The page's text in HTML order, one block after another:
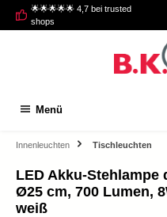
springen
🌟🌟🌟🌟🌟 4,7 bei trusted
shops
Menü
Innenleuchten Tischleuchten
LED Akku-Stehlampe
Ø25 cm, 700 Lumen,
weiß